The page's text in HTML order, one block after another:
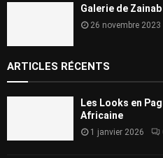
Galerie de
26 novembre 2023
ARTICLES RÉCENTS
Les Looks en
Africaine
1 janvier 2026